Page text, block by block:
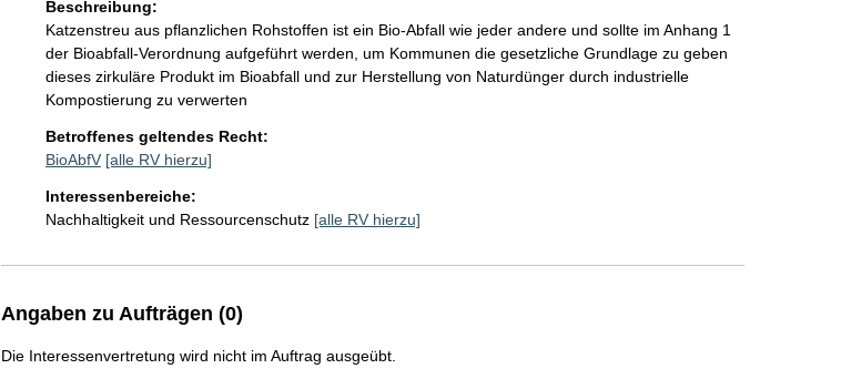
Beschreibung:
Katzenstreu aus pflanzlichen Rohstoffen ist ein Bio-Abfall wie jeder andere und sollte im Anhang 1
der Bioabfall-Verordnung aufgeführt werden, um Kommunen die gesetzliche Grundlage zu geben
dieses zirkuläre Produkt im Bioabfall und zur Herstellung von Naturdünger durch industrielle
Kompostierung zu verwerten
Betroffenes geltendes Recht:
BioAbfV [alle RV hierzu]
Interessenbereiche:
Nachhaltigkeit und Ressourcenschutz [alle RV hierzu]
Angaben zu Aufträgen (0)
Die Interessenvertretung wird nicht im Auftrag ausgeübt.